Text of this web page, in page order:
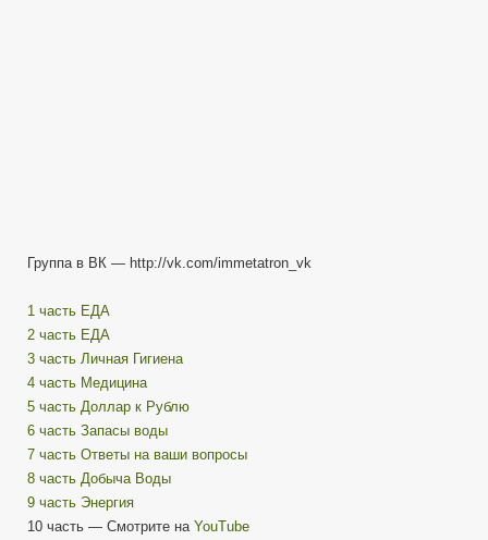
Группа в ВК — http://vk.com/immetatron_vk
1 часть ЕДА
2 часть ЕДА
3 часть Личная Гигиена
4 часть Медицина
5 часть Доллар к Рублю
6 часть Запасы воды
7 часть Ответы на ваши вопросы
8 часть Добыча Воды
9 часть Энергия
10 часть — Смотрите на YouTube